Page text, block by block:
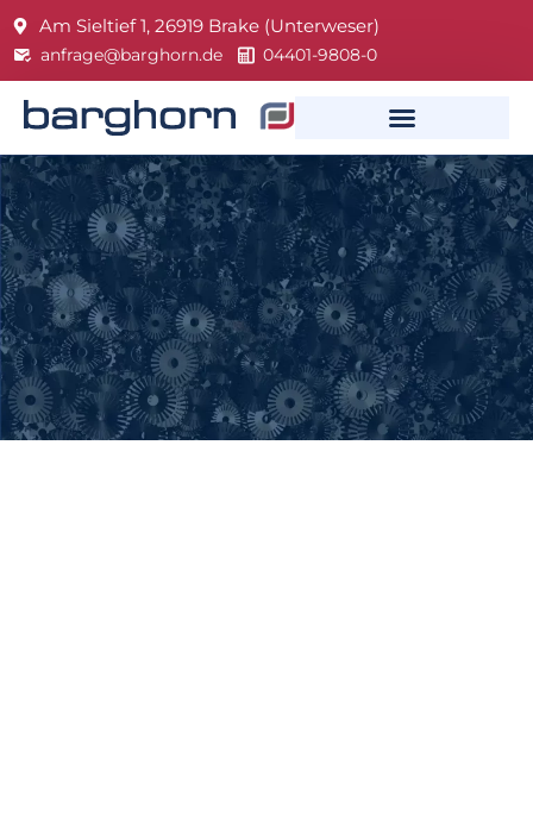
Am Sieltief 1, 26919 Brake (Unterweser)
anfrage@barghorn.de 04401-9808-0